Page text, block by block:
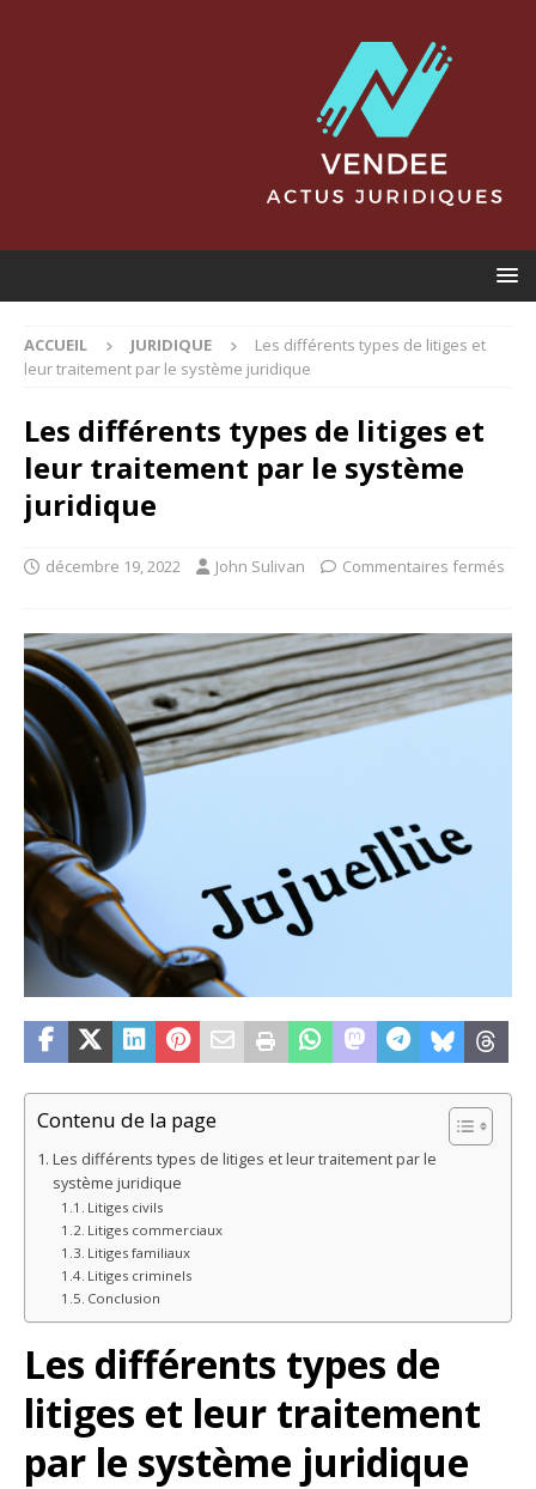
ACCUEIL JURIDIQUE
Les différents types de litiges et
leur traitement par le système juridique
Les différents types de litiges et
leur traitement par le système
juridique
décembre 19, 2022 John Sulivan Commentaires fermés
Contenu de la page
Les différents types de litiges et leur traitement par le
système juridique
Litiges civils
Litiges commerciaux
Litiges familiaux
Litiges criminels
Conclusion
Les différents types de
litiges et leur traitement
par le système juridique